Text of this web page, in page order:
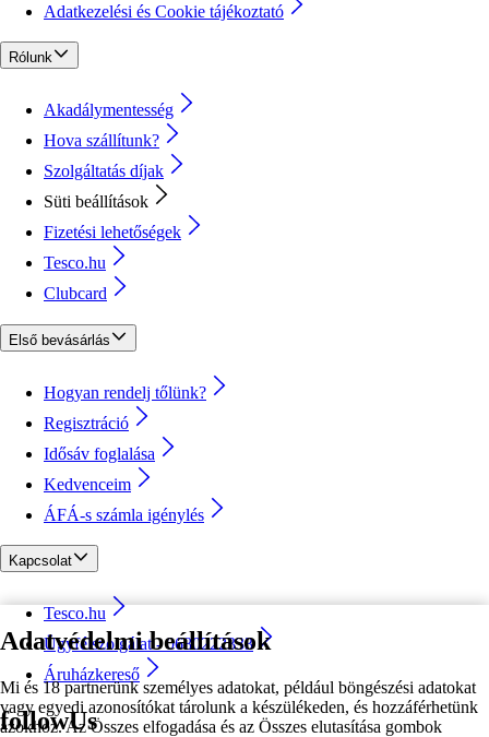
Adatvédelmi beállítások
Mi és 18 partnerünk személyes adatokat, például böngészési adatokat
vagy egyedi azonosítókat tárolunk a készülékeden, és hozzáférhetünk
azokhoz. Az Összes elfogadása és az Összes elutasítása gombok
Adatkezelési és Cookie tájékoztató
Rólunk
Akadálymentesség
Hova szállítunk?
Szolgáltatás díjak
Süti beállítások
Fizetési lehetőségek
Tesco.hu
Clubcard
Első bevásárlás
Hogyan rendelj tőlünk?
Regisztráció
Idősáv foglalása
Kedvenceim
ÁFÁ-s számla igénylés
Kapcsolat
Tesco.hu
Ügyfélszolgálat - 0680222333
Áruházkereső
followUs